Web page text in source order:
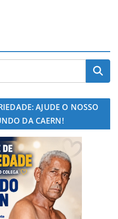
AJUDE O NOSSO
DA CAERN!